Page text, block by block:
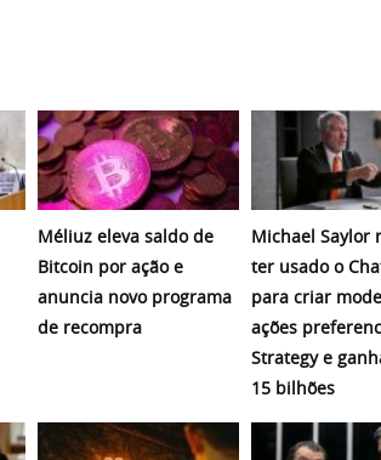
Méliuz eleva saldo de
Bitcoin por ação e
anuncia novo programa
de recompra
Michael Saylor
ter usado o
para criar
ações
Strategy e
15 bilhões